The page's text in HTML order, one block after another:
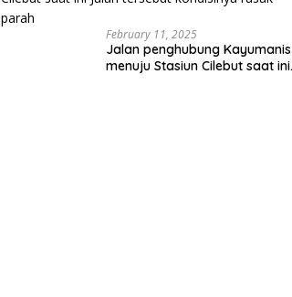
February 11, 2025
Jalan penghubung Kayumanis
menuju Stasiun Cilebut saat ini